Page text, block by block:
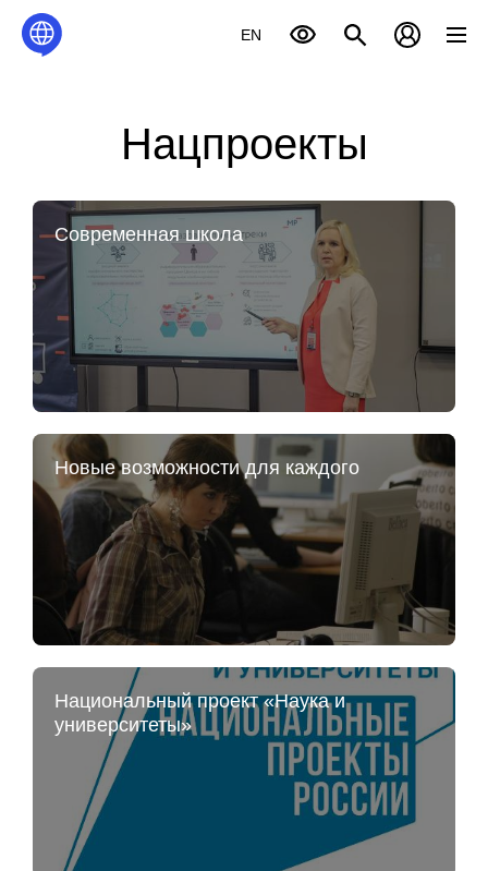
EN
Нацпроекты
Современная школа
Новые возможности для каждого
Национальный проект «Наука и
университеты»